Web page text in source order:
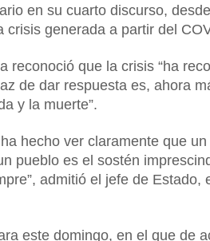
en su cuarto discurso,
crisis generada a partir del
reconoció que la crisis “ha
de dar respuesta es, ahora
y la muerte”.
hecho ver claramente que
pueblo es el sostén
admitió el jefe de Estado,
este domingo, en el que de